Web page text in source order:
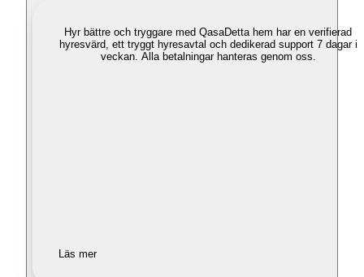
Hyr bättre och tryggare med QasaDetta hem har en verifierad
hyresvärd, ett tryggt hyresavtal och dedikerad support 7 dagar i
veckan. Alla betalningar hanteras genom oss.
Läs mer